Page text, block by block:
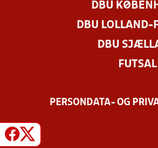
DBU
DBU LOLLAND-
DBU
FUTSAL
PERSONDATA- OG